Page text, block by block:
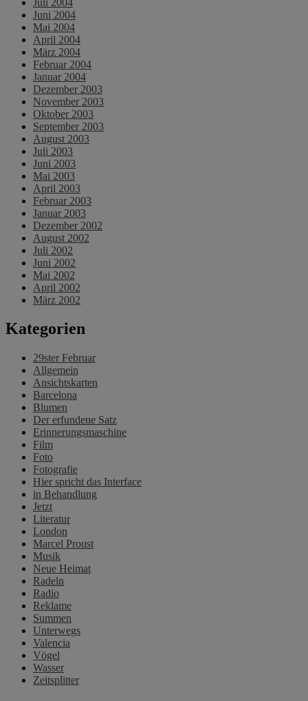
Juni 2004
Mai 2004
April 2004
März 2004
Februar 2004
Januar 2004
Dezember 2003
November 2003
Oktober 2003
September 2003
August 2003
Juli 2003
Juni 2003
Mai 2003
April 2003
Februar 2003
Januar 2003
Dezember 2002
August 2002
Juli 2002
Juni 2002
Mai 2002
April 2002
März 2002
Kategorien
29ster Februar
Allgemein
Ansichtskarten
Barcelona
Blumen
Der erfundene Satz
Erinnerungsmaschine
Film
Foto
Fotografie
Hier spricht das Interface
in Behandlung
Jetzt
Literatur
London
Marcel Proust
Musik
Neue Heimat
Radeln
Radio
Reklame
Summen
Unterwegs
Valencia
Vögel
Wasser
Zeitsplitter